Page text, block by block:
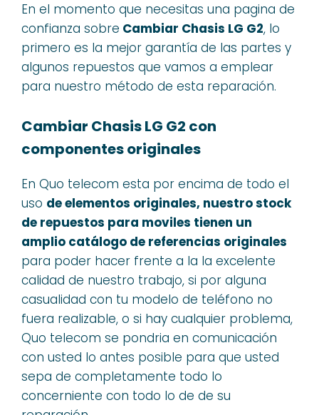
En el momento que necesitas una pagina de
confianza sobre Cambiar Chasis LG G2, lo
primero es la mejor garantía de las partes y
algunos repuestos que vamos a emplear
para nuestro método de esta reparación.
Cambiar Chasis LG G2 con
componentes originales
En Quo telecom esta por encima de todo el
uso de elementos originales, nuestro stock
de repuestos para moviles tienen un
amplio catálogo de referencias originales
para poder hacer frente a la la excelente
calidad de nuestro trabajo, si por alguna
casualidad con tu modelo de teléfono no
fuera realizable, o si hay cualquier problema,
Quo telecom se pondria en comunicación
con usted lo antes posible para que usted
sepa de completamente todo lo
concerniente con todo lo de de su